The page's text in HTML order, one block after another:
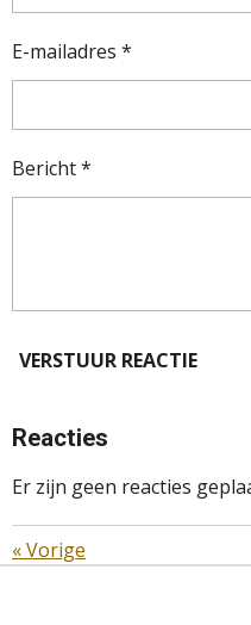
E-mailadres *
Bericht *
VERSTUUR REACTIE
Reacties
Er zijn geen reacties
«Vorige